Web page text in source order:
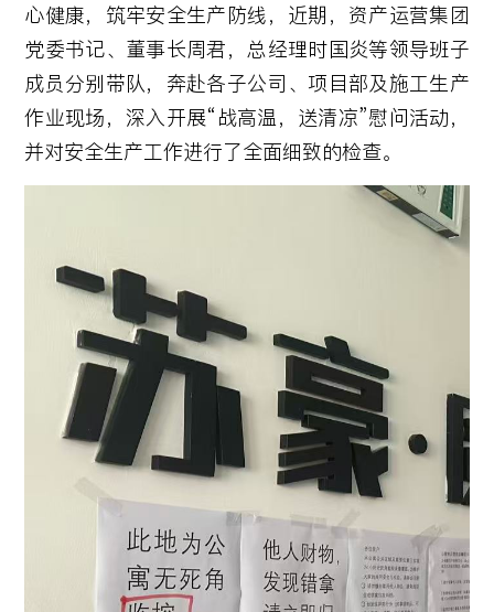
心健康，筑牢安全生产防线，近期，资产运营集团
党委书记、董事长周君，总经理时国炎等领导班子
成员分别带队，奔赴各子公司、项目部及施工生产
作业现场，深入开展“战高温，送清凉”慰问活动，
并对安全生产工作进行了全面细致的检查。